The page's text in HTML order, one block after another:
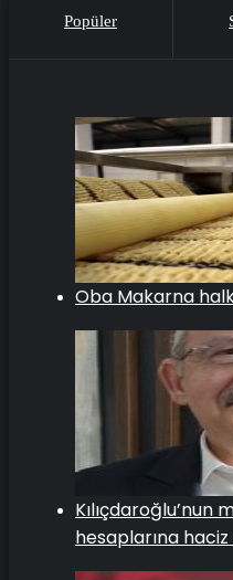
Popüler
Oba Makarna
Kılıçdaroğlu’nun
hesaplarına